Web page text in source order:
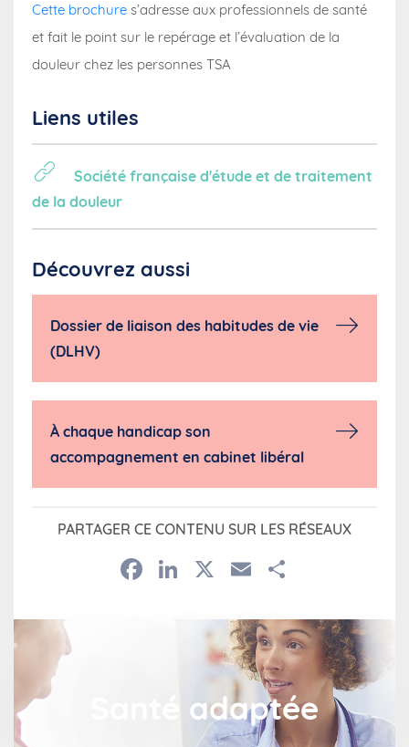
Cette brochure s’adresse aux professionnels de santé
et fait le point sur le repérage et l’évaluation de la
douleur chez les personnes TSA
Liens utiles
Société française d'étude et de traitement
de la douleur
Découvrez aussi
Dossier de liaison des habitudes de vie
(DLHV)
À chaque handicap son
accompagnement en cabinet libéral
PARTAGER CE CONTENU SUR LES RÉSEAUX
Facebook
LinkedIn
X Email
Santé adaptée